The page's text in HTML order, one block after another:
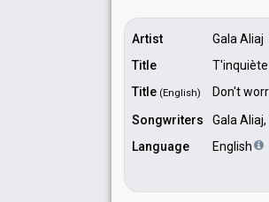
Artist
Gala Aliaj
Title
T'inquiète
Title (English)
Don't
Songwriters
Gala
Language
English